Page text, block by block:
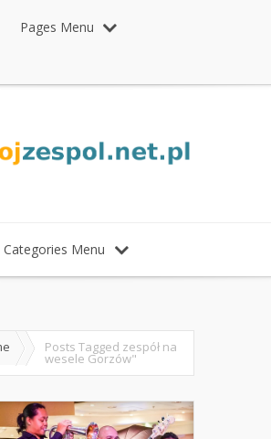
Pages Menu
Categories Menu
Posts Tagged zespół na
wesele Gorzów"